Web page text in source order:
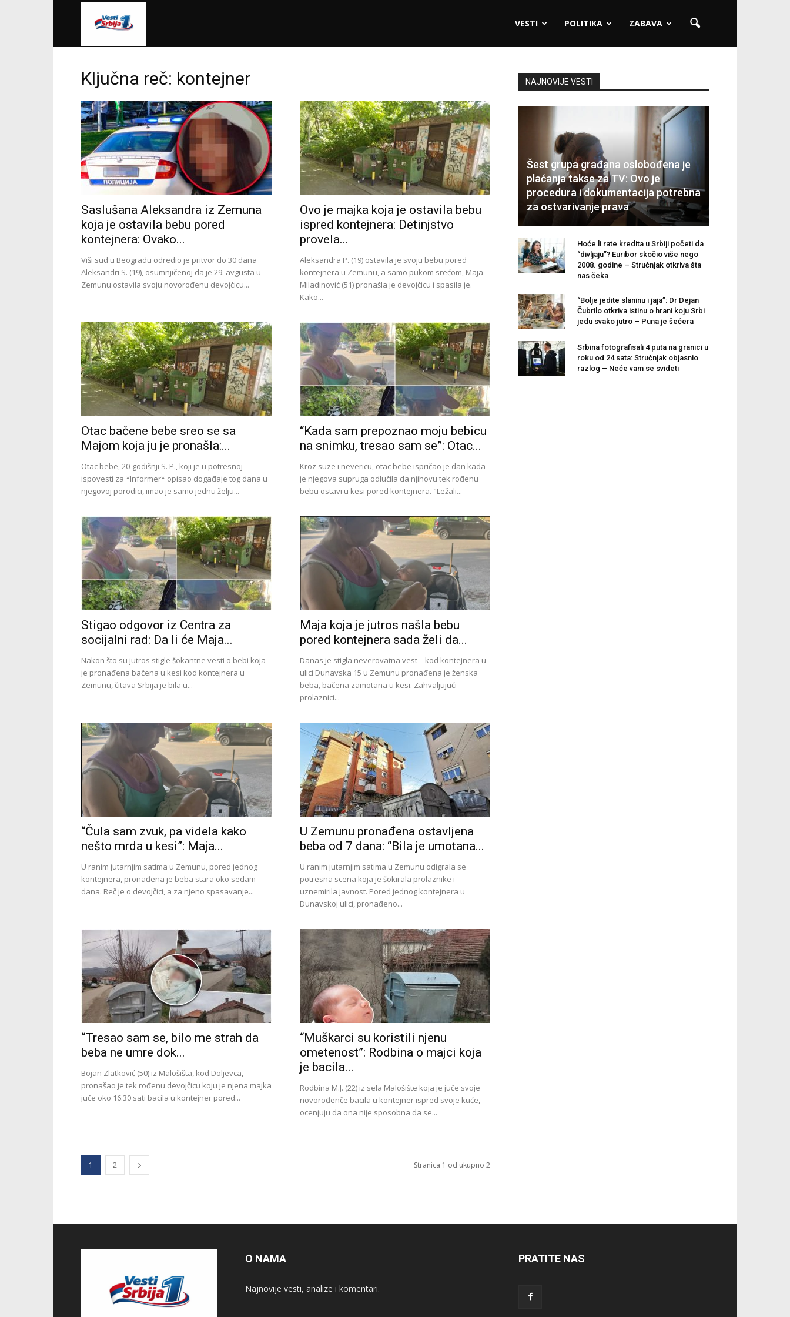
VESTI POLITIKA ZABAVA
Ključna reč: kontejner
Saslušana Aleksandra iz Zemuna
koja je ostavila bebu pored
kontejnera: Ovako...
Viši sud u Beogradu odredio je pritvor do 30 dana
Aleksandri S. (19), osumnjičenoj da je 29. avgusta u
Zemunu ostavila svoju novorođenu devojčicu...
Ovo je majka koja je ostavila bebu
ispred kontejnera: Detinjstvo
provela...
Aleksandra P. (19) ostavila je svoju bebu pored
kontejnera u Zemunu, a samo pukom srećom, Maja
Miladinović (51) pronašla je devojčicu i spasila je.
Kako...
Otac bačene bebe sreo se sa
Majom koja ju je pronašla:...
Otac bebe, 20-godišnji S. P., koji je u potresnoj
ispovesti za *Informer* opisao događaje tog dana u
njegovoj porodici, imao je samo jednu želju...
“Kada sam prepoznao moju bebicu
na snimku, tresao sam se”: Otac...
Kroz suze i nevericu, otac bebe ispričao je dan kada
je njegova supruga odlučila da njihovu tek rođenu
bebu ostavi u kesi pored kontejnera. "Ležali...
Stigao odgovor iz Centra za
socijalni rad: Da li će Maja...
Nakon što su jutros stigle šokantne vesti o bebi koja
je pronađena bačena u kesi kod kontejnera u
Zemunu, čitava Srbija je bila u...
Maja koja je jutros našla bebu
pored kontejnera sada želi da...
Danas je stigla neverovatna vest – kod kontejnera u
ulici Dunavska 15 u Zemunu pronađena je ženska
beba, bačena zamotana u kesi. Zahvaljujući
prolaznici...
“Čula sam zvuk, pa videla kako
nešto mrda u kesi”: Maja...
U ranim jutarnjim satima u Zemunu, pored jednog
kontejnera, pronađena je beba stara oko sedam
dana. Reč je o devojčici, a za njeno spasavanje...
U Zemunu pronađena ostavljena
beba od 7 dana: “Bila je umotana...
U ranim jutarnjim satima u Zemunu odigrala se
potresna scena koja je šokirala prolaznike i
uznemirila javnost. Pored jednog kontejnera u
Dunavskoj ulici, pronađeno...
“Tresao sam se, bilo me strah da
beba ne umre dok...
Bojan Zlatković (50) iz Malošišta, kod Doljevca,
pronašao je tek rođenu devojčicu koju je njena majka
juče oko 16:30 sati bacila u kontejner pored...
“Muškarci su koristili njenu
ometenost”: Rodbina o majci koja
je bacila...
Rodbina M.J. (22) iz sela Malošište koja je juče svoje
novorođenče bacila u kontejner ispred svoje kuće,
ocenjuju da ona nije sposobna da se...
1 2 Stranica 1 od ukupno 2
NAJNOVIJE VESTI
Šest grupa građana oslobođena je
plaćanja takse za TV: Ovo je
procedura i dokumentacija potrebna
za ostvarivanje prava
Hoće li rate kredita u Srbiji početi da
“divljaju”? Euribor skočio više nego
2008. godine – Stručnjak otkriva šta
nas čeka
“Bolje jedite slaninu i jaja”: Dr Dejan
Čubrilo otkriva istinu o hrani koju Srbi
jedu svako jutro – Puna je šećera
Srbina fotografisali 4 puta na granici u
roku od 24 sata: Stručnjak objasnio
razlog – Neće vam se svideti
O NAMA
Najnovije vesti, analize i komentari.
PRATITE NAS